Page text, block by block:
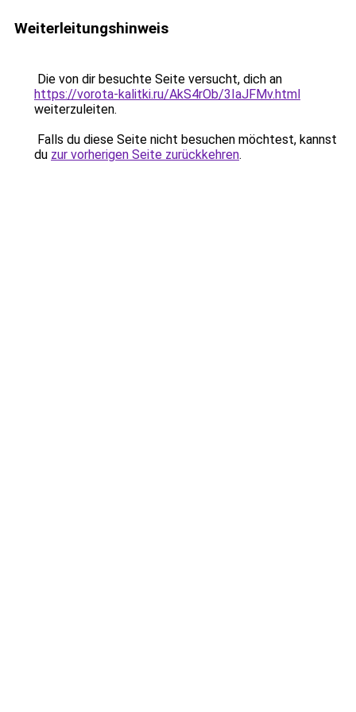
Weiterleitungshinweis
Die von dir besuchte Seite versucht, dich an
https://vorota-kalitki.ru/AkS4rOb/3IaJFMv.html
weiterzuleiten.
Falls du diese Seite nicht besuchen möchtest, kannst
du zur vorherigen Seite zurückkehren.